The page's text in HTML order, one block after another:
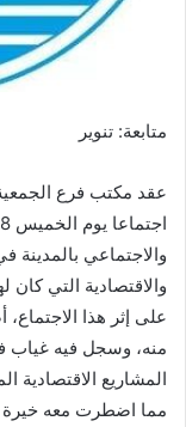
متابعة: تنوير
عقد مكتب فرع
والاجتماعي
والاقتصادية التي كان
على إثر هذا
منه، وسجل فيه غياب
المشاريع الاقتصادية
مما اضطرت معه خيرة